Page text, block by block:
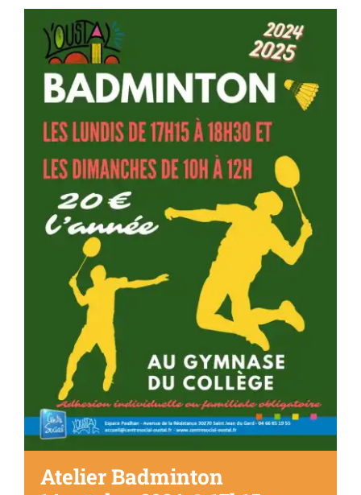
Séniors, Vie locale
Contacts
Atelier Badminton